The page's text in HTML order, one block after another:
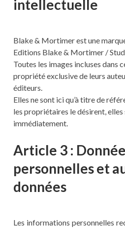
intellectuelle
Blake & Mortimer est une
Editions Blake & Mortimer /
Toutes les images incluses dans
propriété exclusive de leurs
éditeurs.
Elles ne sont ici qu’à titre de
les propriétaires le désirent,
immédiatement.
Article 3 :
personnelles et
données
Les informations personnelles